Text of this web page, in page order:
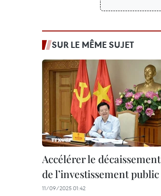
SUR LE MÊME SUJET
Accélérer le décaissement
de l’investissement public
11/09/2025 01:42